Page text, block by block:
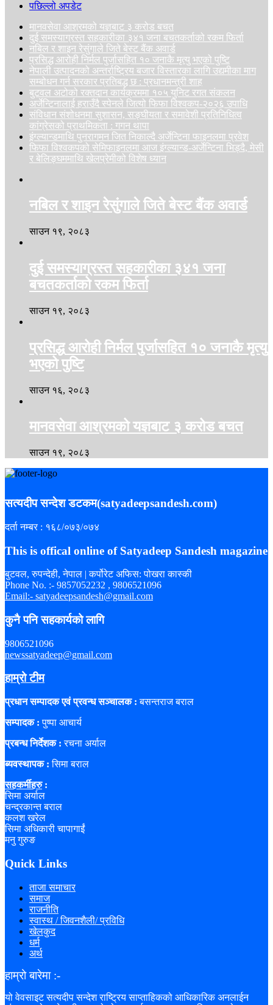
पछिल्लो अपडेट
मानवसेवा आश्रमको यज्ञबाट ३ करोड बचत
दुई समस्याग्रस्त सहकारीका ३४१ जना बचतकर्ताको रकम फिर्ता
नबिल र शाइन रेसुंगाले जिते बेस्ट बैंक अवार्ड
प्रसिद्ध आरोही निर्मल पुर्जासहित १० जनाकै मृत्यु भएको पुष्टि
नेपाली उत्पादनको अन्तर्राष्ट्रिय बजार विस्तारका लागि उद्यमीका माग
सम्बोधन गर्न सरकार प्रतिबद्ध छ : प्रधानमन्त्री शाह
बुटवल अटोको रक्तदान कार्यक्रममा १०५ युनिट रगत संकलन
अर्जेन्टिनालाई हराउँदै स्पेनले जित्यो फिफा विश्वकप-२०२६ उपाधि
संविधान संशोधनमा सुशासन, सङ्घीयता र समावेशी प्रतिनिधित्व
कांग्रेसको प्राथमिकता : गगन थापा
इंग्ल्यान्डमाथि पुनरागमन जित निकाल्दै अर्जेन्टिना फाइनलमा प्रवेश
फिफा विश्वकपको सेमिफाइनलमा आज इंग्ल्यान्ड-अर्जेन्टिना भिड्दै, मेसी
र बेलिङ्घममाथि खेलप्रेमीको विशेष ध्यान
नबिल र शाइन रेसुंगाले जिते बेस्ट बैंक अवार्ड
साउन १९, २०८३
दुई समस्याग्रस्त सहकारीका ३४१ जना
बचतकर्ताको रकम फिर्ता
साउन १९, २०८३
प्रसिद्ध आरोही निर्मल पुर्जासहित १० जनाकै मृत्यु
भएको पुष्टि
साउन १६, २०८३
मानवसेवा आश्रमको यज्ञबाट ३ करोड बचत
साउन १९, २०८३
सत्यदीप सन्देश डटकम(satyadeepsandesh.com)
दर्ता नम्बर : १६८/०७३/०७४
This is offical online of Satyadeep Sandesh magazine
बुटवल, रुपन्देही, नेपाल | कर्पोरेट अफिस: पोखरा कास्की
Phone No. :- 9857052232 , 9806521096
Email:- satyadeepsandesh@gmail.com
कुनै पनि सहकार्यको लागि
9806521096
newssatyadeep@gmail.com
हाम्रो टीम
प्रधान सम्पादक एवं प्रवन्ध सञ्चालक : बसन्तराज बराल
सम्पादक : पुष्पा आचार्य
प्रबन्ध निर्देशक : रचना अर्याल
ब्यवस्थापक : सिमा बराल
सहकर्मीहरु:
सिमा अर्याल
चन्द्रकान्त बराल
कलश खरेल
सिमा अधिकारी चापागाईं
मनु गुरुङ
Quick Links
ताजा समाचार
समाज
राजनीति
स्वास्थ / जिवनशैली/ प्रविधि
खेलकुद
धर्म
अर्थ
हाम्रो बारेमा :-
यो वेवसाइट सत्यदीप सन्देश राष्ट्रिय साप्ताहिकको आधिकारिक अनलाईन